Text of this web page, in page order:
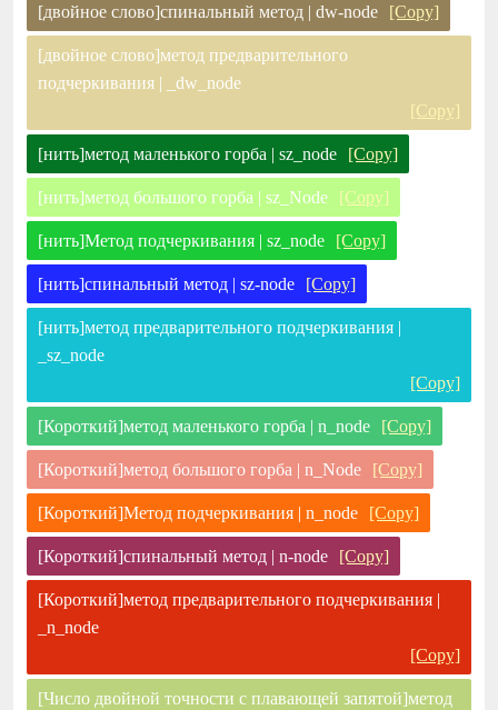
[двойное слово]спинальный метод | dw-node [Copy]
[двойное слово]метод предварительного
подчеркивания | _dw_node
[Copy]
[нить]метод маленького горба | sz_node [Copy]
[нить]метод большого горба | sz_Node [Copy]
[нить]Метод подчеркивания | sz_node [Copy]
[нить]спинальный метод | sz-node [Copy]
[нить]метод предварительного подчеркивания |
_sz_node
[Copy]
[Короткий]метод маленького горба | n_node [Copy]
[Короткий]метод большого горба | n_Node [Copy]
[Короткий]Метод подчеркивания | n_node [Copy]
[Короткий]спинальный метод | n-node [Copy]
[Короткий]метод предварительного подчеркивания |
_n_node
[Copy]
[Число двойной точности с плавающей запятой]метод